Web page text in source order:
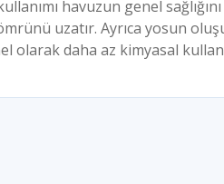
havuzun genel
uzatır. Ayrıca yosun
olarak daha az kimyasal